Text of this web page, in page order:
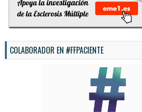
COLABORADOR EN #FFPACIENTE